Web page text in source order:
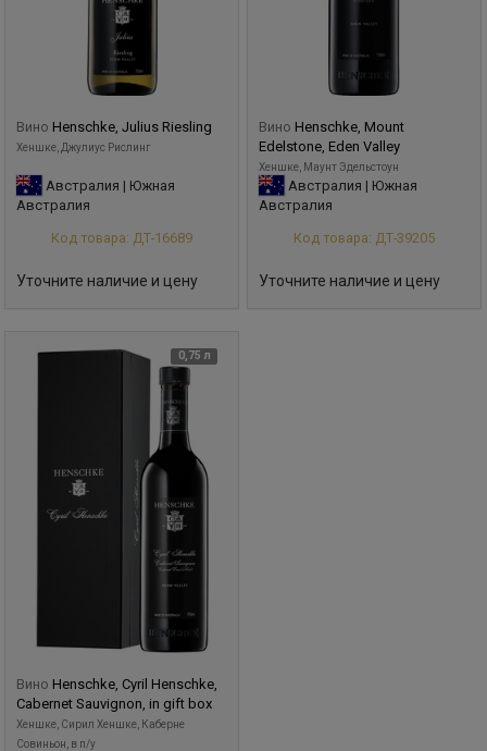
Вино Henschke, Julius Riesling
Хеншке, Джулиус Рислинг
Австралия | Южная
Австралия
Код товара: ДТ-16689
Уточните наличие и цену
Вино Henschke, Mount
Edelstone, Eden Valley
Хеншке, Маунт Эдельстоун
Австралия | Южная
Австралия
Код товара: ДТ-39205
Уточните наличие и цену
0,75 л
Вино Henschke, Cyril Henschke,
Cabernet Sauvignon, in gift box
Хеншке, Сирил Хеншке, Каберне
Совиньон, в п/у